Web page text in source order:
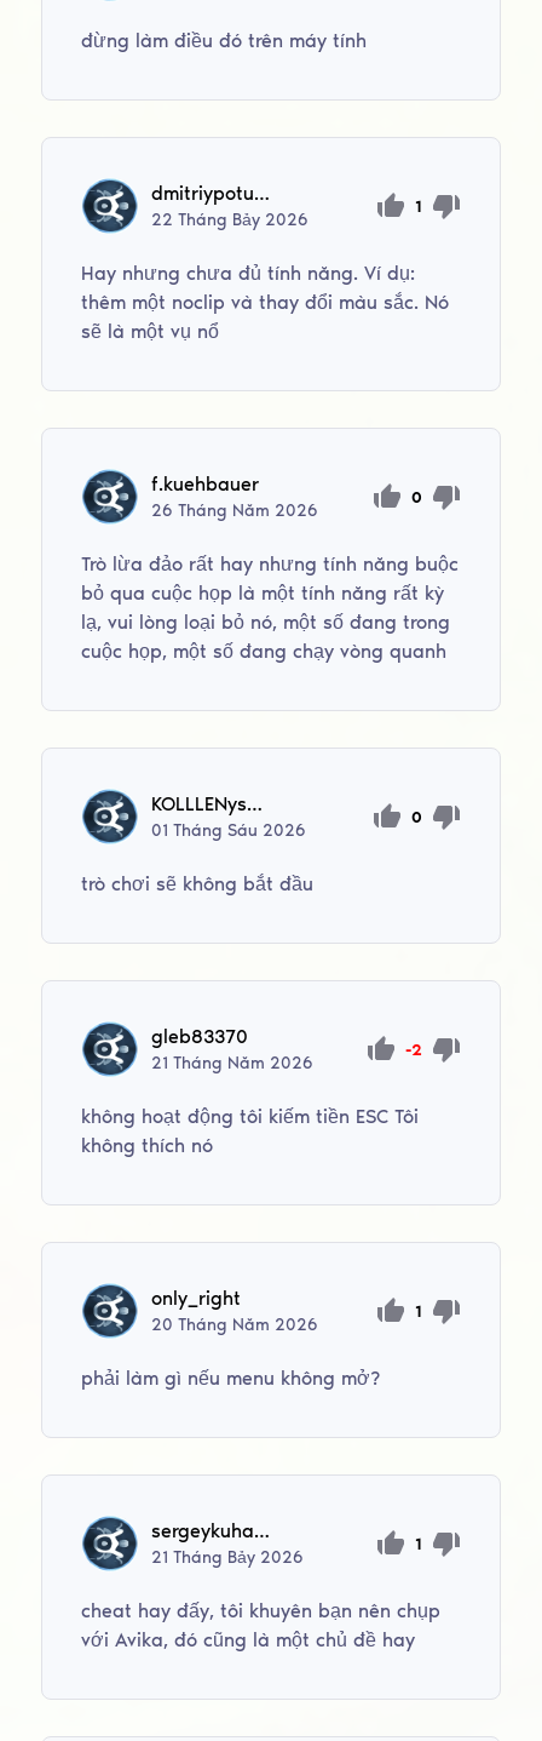
đừng làm điều đó trên máy tính
dmitriypotuzniy
22Tháng Bảy 2026
1
Hay nhưng chưa đủ tính năng. Ví dụ:
thêm một noclip và thay đổi màu sắc. Nó
sẽ là một vụ nổ
f.kuehbauer
26Tháng Năm 2026
0
Trò lừa đảo rất hay nhưng tính năng buộc
bỏ qua cuộc họp là một tính năng rất kỳ
lạ, vui lòng loại bỏ nó, một số đang trong
cuộc họp, một số đang chạy vòng quanh
KOLLLENysBObenys
01Tháng Sáu 2026
0
trò chơi sẽ không bắt đầu
gleb83370
21Tháng Năm 2026
-2
không hoạt động tôi kiếm tiền ESC Tôi
không thích nó
only_right
20Tháng Năm 2026
1
phải làm gì nếu menu không mở?
sergeykuharenko12
21Tháng Bảy 2026
1
cheat hay đấy, tôi khuyên bạn nên chụp
với Avika, đó cũng là một chủ đề hay